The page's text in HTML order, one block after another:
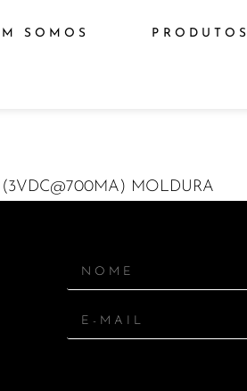
SOMOS PRODUTOS
(3VDC@700MA) MOLDURA